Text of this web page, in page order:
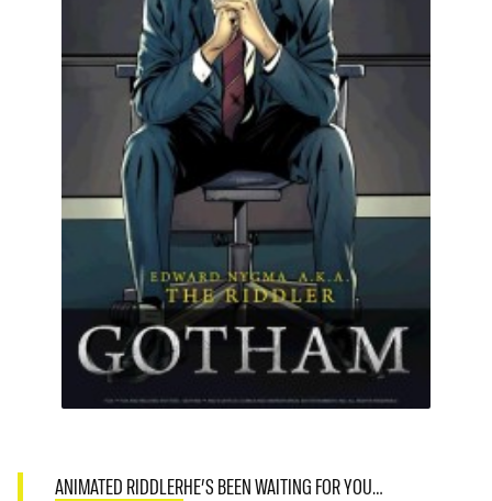
ANIMATED RIDDLERHE’S BEEN WAITING FOR YOU…